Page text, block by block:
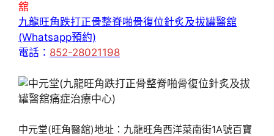
舘
九龍旺角跌打正骨整脊啪骨復位針炙及拔罐醫舘
(Whatsapp預約)
電話： 852-28021198
中元堂(旺角醫舘)地址：九龍旺角西洋菜南街1A號百寶